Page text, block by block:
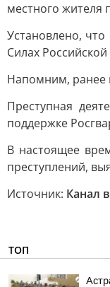
местного жителя
Установлено,
Силах
Напомним, ранее
Преступная
поддержке
В настоящее
преступлений,
Источник: Канал
ТОП